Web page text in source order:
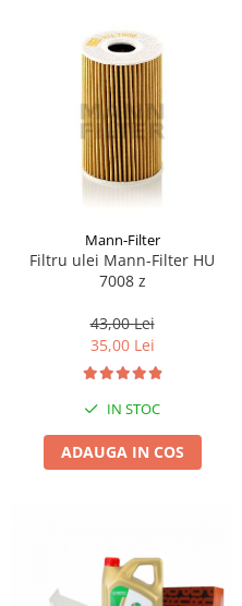
Suporti si kituri montaj topcase
Suporti si placi prindere
Mann-Filter
Filtru ulei Mann-Filter HU
7008 z
43,00 Lei
35,00 Lei
IN STOC
ADAUGA IN COS